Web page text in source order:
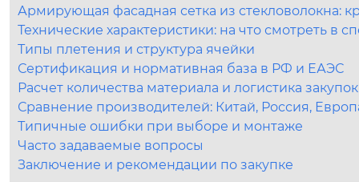
Армирующая фасадная сетка из стекловолокна:
Технические характеристики: на что смотреть в
Типы плетения и структура ячейки
Сертификация и нормативная база в РФ и ЕАЭС
Расчет количества материала и логистика закупок
Сравнение производителей: Китай, Россия,
Типичные ошибки при выборе и монтаже
Часто задаваемые вопросы
Заключение и рекомендации по закупке